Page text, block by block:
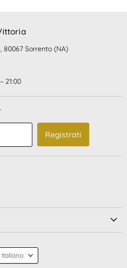
80067 Sorrento (NA)
21:00
Registrati
Lingua
Italiano